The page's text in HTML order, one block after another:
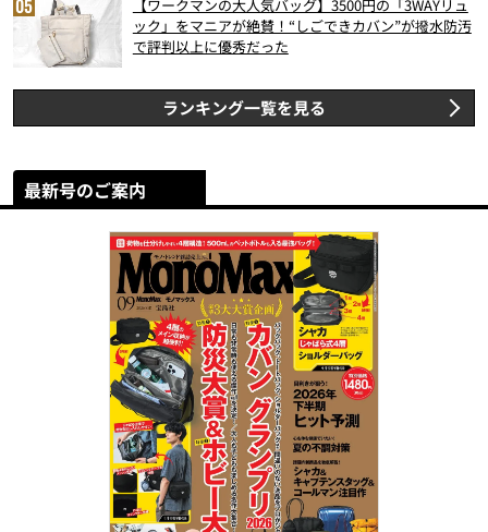
【ワークマンの大人気バッグ】3500円の「3WAYリュ
ック」をマニアが絶賛！“しごできカバン”が撥水防汚
で評判以上に優秀だった
ランキング一覧を見る
最新号のご案内